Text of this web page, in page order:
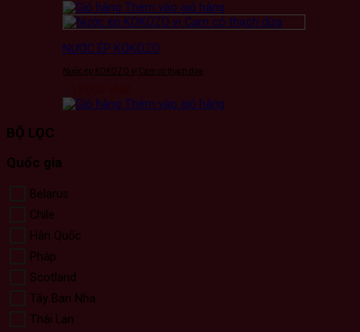
Thêm vào giỏ hàng
NƯỚC ÉP KOKOZO
Nước ép KOKOZO vị Cam có thạch dừa
Thêm vào giỏ hàng
BỘ LỌC
Quốc gia
Belarus
Chile
Hàn Quốc
Pháp
Scotland
Tây Ban Nha
Thái Lan